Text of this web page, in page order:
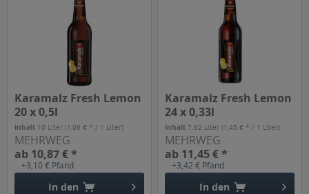
Karamalz Fresh Lemon
20 x 0,5l
Inhalt 10 Liter(1,09 € * / 1 Liter)
MEHRWEG
ab 10,87 € *
+3,10 € Pfand
In den
Karamalz Fresh Lemon
24 x 0,33l
Inhalt7.92 Liter(1,45 € * / 1 Liter)
MEHRWEG
ab 11,45 € *
+3,42 € Pfand
In den